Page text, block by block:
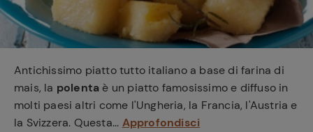
e
ricetta
il
Antichissimo piatto tutto italiano a base di farina di
mais, la polenta è un piatto famosissimo e diffuso in
molti paesi altri come l'Ungheria, la Francia, l'Austria e
la Svizzera. Questa... Approfondisci